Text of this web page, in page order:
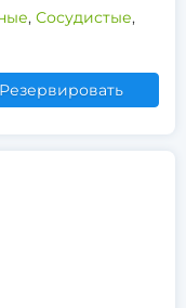
, Сосудистые,
Резервировать